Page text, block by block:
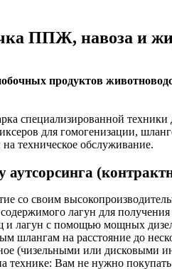
ППЖ, навоза и
продуктов
специализированной техники
для гомогенизации,
техническое обслуживание.
аутсорсинга
со своим
лагун для
лагун с помощью мощных
шлангам на расстояние до
(чизельными или дисковыми
Вам не нужно покупать